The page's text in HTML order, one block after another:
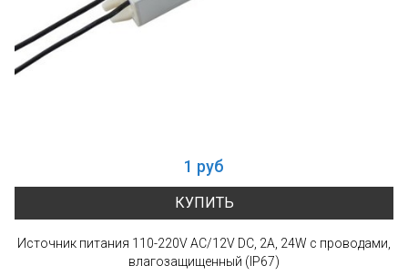
1 руб
КУПИТЬ
Источник питания 110-220V AC/12V DC, 2А, 24W с проводами,
влагозащищенный (IP67)